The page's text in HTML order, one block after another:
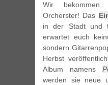
Wir
Orcherster! Das
in der Stadt und
erwartet euch
sondern
Herbst
Album namens
werden sie neue